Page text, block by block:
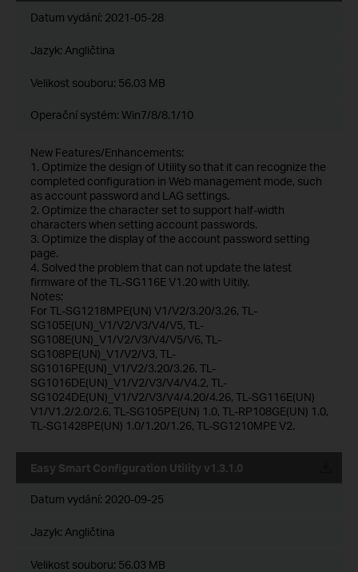
Datum vydání: 2021-05-28
Jazyk: Angličtina
Velikost souboru: 56.03 MB
Operační systém: Win7/8/8.1/10
New Features/Enhancements:
1. Optimize the design of Utility so that it can recognize the
completed configuration in Web management mode, such
as account password and LAG settings.
2. Optimize the character set to support half-width
characters when setting account passwords.
3. Optimize the display of the account password setting
page.
4. Solved the problem that can not update the latest
firmware of the TL-SG116E V1.20 with Uitily.
Notes:
For TL-SG1218MPE(UN) V1/V2/3.20/3.26, TL-
SG105E(UN)_V1/V2/V3/V4/V5, TL-
SG108E(UN)_V1/V2/V3/V4/V5/V6, TL-
SG108PE(UN)_V1/V2/V3, TL-
SG1016PE(UN)_V1/V2/3.20/3.26, TL-
SG1016DE(UN)_V1/V2/V3/V4/V4.2, TL-
SG1024DE(UN)_V1/V2/V3/V4/4.20/4.26, TL-SG116E(UN)
V1/V1.2/2.0/2.6, TL-SG105PE(UN) 1.0, TL-RP108GE(UN) 1.0,
TL-SG1428PE(UN) 1.0/1.20/1.26, TL-SG1210MPE V2.
Easy Smart Configuration Utility v1.3.1.0
Datum vydání: 2020-09-25
Jazyk: Angličtina
Velikost souboru: 56.03 MB